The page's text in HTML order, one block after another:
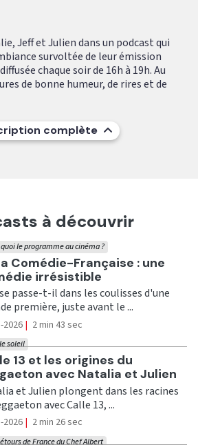
Jeff et Julien dans un podcast qui
survoltée de leur émission
chaque soir de 16h à 19h. Au
de bonne humeur, de rires et de
complète
à découvrir
Comédie-Française : une
irrésistible
le programme au cinéma ?
passe-t-il dans les coulisses d'une
première, juste avant le ...
2026 | 2 min 43 sec
13 et les origines du
avec Natalia et Julien
soleil
et Julien plongent dans les racines
avec Calle 13, ...
2026 | 2 min 26 sec
de France du Chef Albert